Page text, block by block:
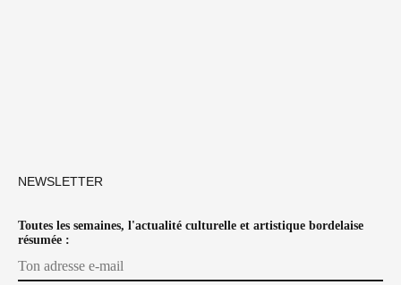
NEWSLETTER
Toutes les semaines, l'actualité culturelle et artistique bordelaise
résumée :